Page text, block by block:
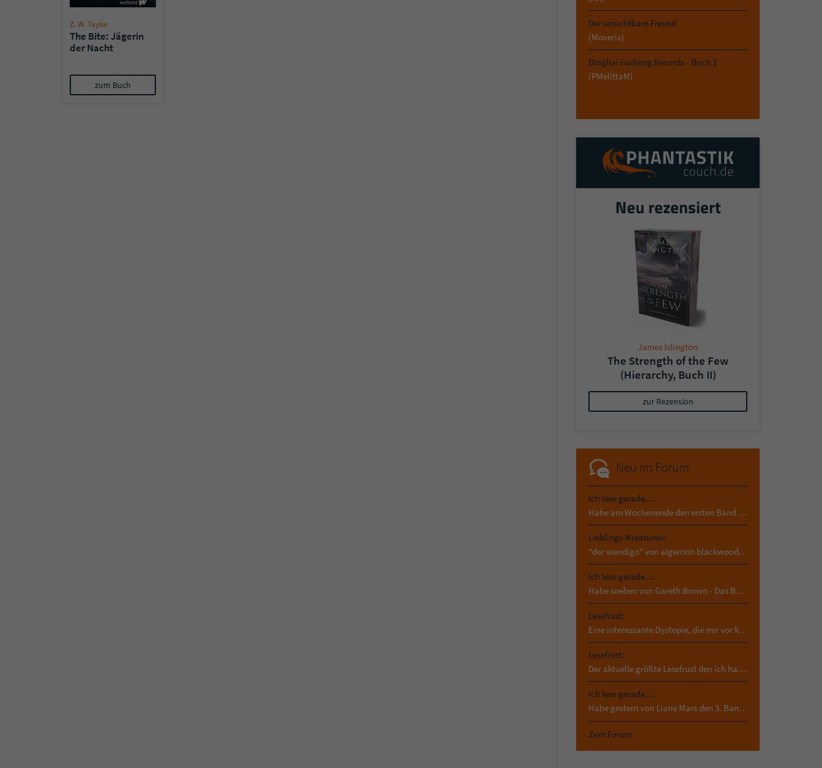
Z. W. Taylor
The Bite: Jägerin
der Nacht
zum Buch
Der unsichtbare Freund
(Moverix)
Dinghai Fusheng Records - Buch 1
(PMelittaM)
Neu rezensiert
James Islington
The Strength of the Few
(Hierarchy, Buch II)
zur Rezension
Neu im Forum
Ich lese gerade...:
Habe am Wochenende den ersten Band von Madame Wo…
Lieblings-Kreaturen:
"der wendigo" von algernon blackwood. das hab ich…
Ich lese gerade...:
Habe soeben von Gareth Brown - Das Buch der…
Lesefrust:
Eine interessante Dystopie, die mir vor kurzem in…
Lesefrust:
Der aktuelle größte Lesefrust den ich habe und der…
Ich lese gerade...:
Habe gestern von Liane Mars den 3. Band von asrai…
Zum Forum